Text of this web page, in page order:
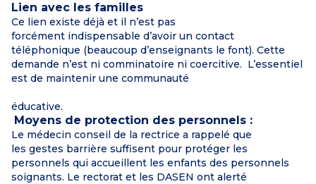
Lien avec les familles
Ce lien existe déjà et il n’est pas
forcément indispensable d’avoir un contact
téléphonique (beaucoup d’enseignants le font). Cette
demande n’est ni comminatoire ni coercitive. L’essentiel
est de maintenir une communauté
éducative.
Moyens de protection des personnels :
Le médecin conseil de la rectrice a rappelé que
les gestes barrière suffisent pour protéger les
personnels qui accueillent les enfants des personnels
soignants. Le rectorat et les DASEN ont alerté